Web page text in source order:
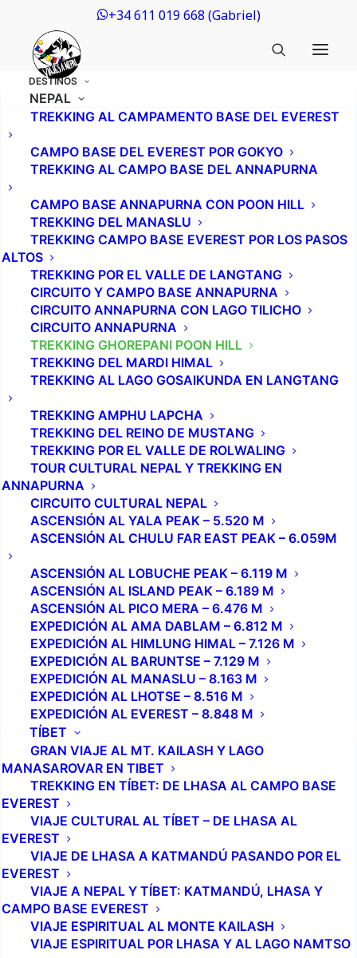
+34 611 019 668 (Gabriel)
DESTINOS
NEPAL
TREKKING AL CAMPAMENTO BASE DEL EVEREST
CAMPO BASE DEL EVEREST POR GOKYO
TREKKING AL CAMPO BASE DEL ANNAPURNA
CAMPO BASE ANNAPURNA CON POON HILL
TREKKING DEL MANASLU
TREKKING CAMPO BASE EVEREST POR LOS PASOS
ALTOS
TREKKING POR EL VALLE DE LANGTANG
CIRCUITO Y CAMPO BASE ANNAPURNA
CIRCUITO ANNAPURNA CON LAGO TILICHO
CIRCUITO ANNAPURNA
TREKKING GHOREPANI POON HILL
TREKKING DEL MARDI HIMAL
TREKKING AL LAGO GOSAIKUNDA EN LANGTANG
TREKKING AMPHU LAPCHA
TREKKING DEL REINO DE MUSTANG
TREKKING POR EL VALLE DE ROLWALING
TOUR CULTURAL NEPAL Y TREKKING EN
ANNAPURNA
CIRCUITO CULTURAL NEPAL
ASCENSIÓN AL YALA PEAK – 5.520 M
ASCENSIÓN AL CHULU FAR EAST PEAK – 6.059M
ASCENSIÓN AL LOBUCHE PEAK – 6.119 M
ASCENSIÓN AL ISLAND PEAK – 6.189 M
ASCENSIÓN AL PICO MERA – 6.476 M
EXPEDICIÓN AL AMA DABLAM – 6.812 M
EXPEDICIÓN AL HIMLUNG HIMAL – 7.126 M
EXPEDICIÓN AL BARUNTSE – 7.129 M
EXPEDICIÓN AL MANASLU – 8.163 M
EXPEDICIÓN AL LHOTSE – 8.516 M
EXPEDICIÓN AL EVEREST – 8.848 M
TÍBET
GRAN VIAJE AL MT. KAILASH Y LAGO
MANASAROVAR EN TIBET
TREKKING EN TÍBET: DE LHASA AL CAMPO BASE
EVEREST
VIAJE CULTURAL AL TÍBET – DE LHASA AL
EVEREST
VIAJE DE LHASA A KATMANDÚ PASANDO POR EL
EVEREST
VIAJE A NEPAL Y TÍBET: KATMANDÚ, LHASA Y
CAMPO BASE EVEREST
VIAJE ESPIRITUAL AL MONTE KAILASH
VIAJE ESPIRITUAL POR LHASA Y AL LAGO NAMTSO